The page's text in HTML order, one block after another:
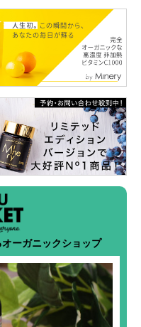
ーガニックショップ